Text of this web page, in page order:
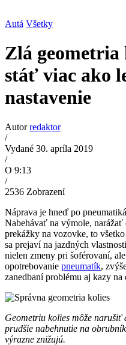
Autá Všetky
Zlá geometria
stáť viac ako
nastavenie
Autorredaktor
/
Vydané 30. apríla 2019
/
O 9:13
/
2536 Zobrazení
Náprava je hneď po
Nabehávať na výmole,
prekážky na vozovke, to
sa prejaví na jazdných
nielen zmeny pri šoférovaní,
opotrebovanie pneumatík,
zanedbaní problému aj kazy
Geometriu kolies môže
prudšie nabehnutie na
výrazne znižujú.